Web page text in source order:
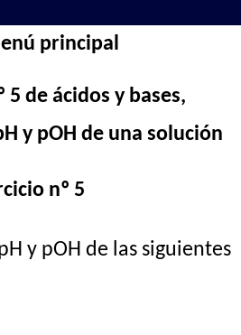
principal
5 de ácidos y bases,
y pOH de una solución
nº 5
y pOH de las siguientes